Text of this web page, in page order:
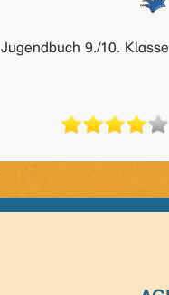
Jugendbuch 9./10. Klasse